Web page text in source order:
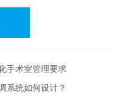
手术室管理要求
系统如何设计？